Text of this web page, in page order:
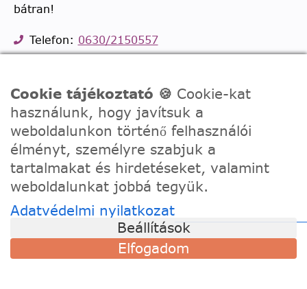
bátran!
Telefon: 0630/2150557
Egyedi képes számfestőkkel kapcsolatban:
egyedi@festede.hu
Facebook Messenger
Csatlakozz 19.000 fősFacebook csoportunkhoz!
Cookie tájékoztató 🍪 Cookie-kat
használunk, hogy javítsuk a
weboldalunkon történő felhasználói
élményt, személyre szabjuk a
tartalmakat és hirdetéseket, valamint
weboldalunkat jobbá tegyük.
Adatvédelmi nyilatkozat
Beállítások
Elfogadom